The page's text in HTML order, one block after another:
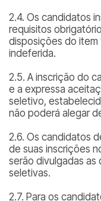
2.4. Os candidatos
requisitos
disposições do item
indeferida.
2.5. A inscrição do
e a expressa
seletivo,
não poderá alegar
2.6. Os candidatos
de suas inscrições
serão divulgadas as
seletivas.
2.7. Para os